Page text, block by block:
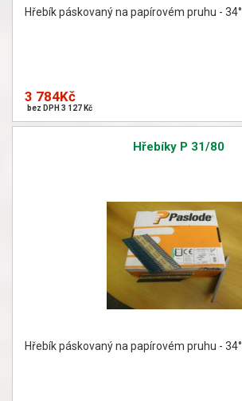
Hřebík páskovaný na papírovém pruhu - 34°
3 784Kč
bez DPH 3 127 Kč
Hřebíky P 31/80
Hřebík páskovaný na papírovém pruhu - 34°